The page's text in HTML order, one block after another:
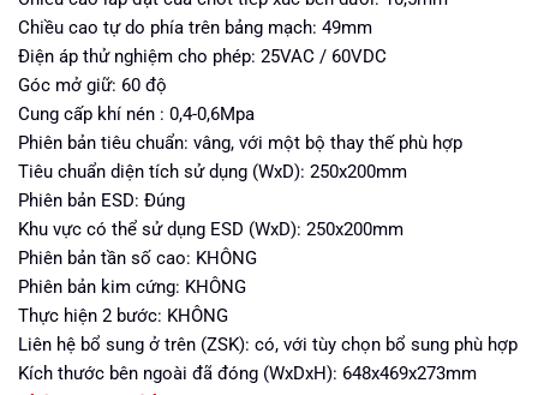
Chiều cao tự do phía trên bảng mạch: 49mm
Điện áp thử nghiệm cho phép: 25VAC / 60VDC
Góc mở giữ: 60 độ
Cung cấp khí nén : 0,4-0,6Mpa
Phiên bản tiêu chuẩn: vâng, với một bộ thay thế phù hợp
Tiêu chuẩn diện tích sử dụng (WxD): 250x200mm
Phiên bản ESD: Đúng
Khu vực có thể sử dụng ESD (WxD): 250x200mm
Phiên bản tần số cao: KHÔNG
Phiên bản kim cứng: KHÔNG
Thực hiện 2 bước: KHÔNG
Liên hệ bổ sung ở trên (ZSK): có, với tùy chọn bổ sung phù hợp
Kích thước bên ngoài đã đóng (WxDxH): 648x469x273mm